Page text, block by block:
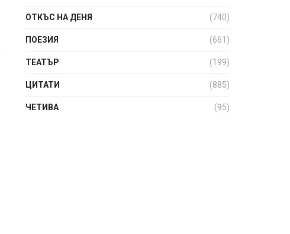
ОТКЪС НА ДЕНЯ (740)
ПОЕЗИЯ (661)
ТЕАТЪР (199)
ЦИТАТИ (885)
ЧЕТИВА (95)